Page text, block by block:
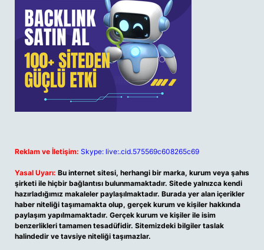
Reklam ve İletişim: Skype: live:.cid.575569c608265c69
Yasal Uyarı: Bu internet sitesi, herhangi bir marka, kurum veya şahıs
şirketi ile hiçbir bağlantısı bulunmamaktadır. Sitede yalnızca kendi
hazırladığımız makaleler paylaşılmaktadır. Burada yer alan içerikler
haber niteliği taşımamakta olup, gerçek kurum ve kişiler hakkında
paylaşım yapılmamaktadır. Gerçek kurum ve kişiler ile isim
benzerlikleri tamamen tesadüfidir. Sitemizdeki bilgiler taslak
halindedir ve tavsiye niteliği taşımazlar.